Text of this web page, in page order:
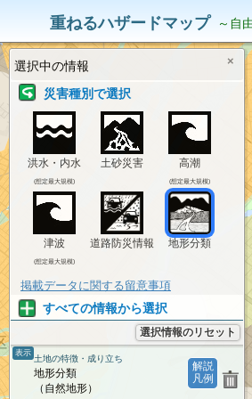
重ねるハザードマップ ～自
災害リスク情報
選択中の情報 ×
災害種別で選択
洪水・内水
(想定最大規模)
土砂災害 高潮
(想定最大規模)
津波
(想定最大規模)
道路防災情報 地形分類
掲載データに関する留意事項
すべての情報から選択
選択情報のリセット
解説
凡例
表示
土地の特徴・成り立ち
地形分類
（自然地形）